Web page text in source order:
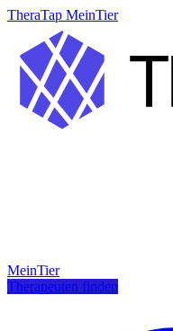
TheraTap MeinTier
MeinTier
Therapeuten finden